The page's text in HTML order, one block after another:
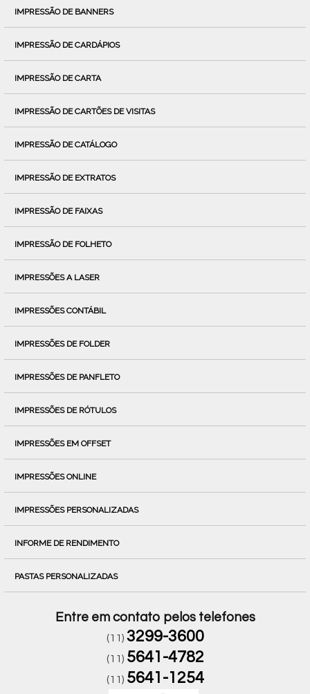
IMPRESSÃO DE BANNERS
IMPRESSÃO DE CARDÁPIOS
IMPRESSÃO DE CARTA
IMPRESSÃO DE CARTÕES DE VISITAS
IMPRESSÃO DE CATÁLOGO
IMPRESSÃO DE EXTRATOS
IMPRESSÃO DE FAIXAS
IMPRESSÃO DE FOLHETO
IMPRESSÕES A LASER
IMPRESSÕES CONTÁBIL
IMPRESSÕES DE FOLDER
IMPRESSÕES DE PANFLETO
IMPRESSÕES DE RÓTULOS
IMPRESSÕES EM OFFSET
IMPRESSÕES ONLINE
IMPRESSÕES PERSONALIZADAS
INFORME DE RENDIMENTO
PASTAS PERSONALIZADAS
Entre em contato pelos telefones
(11) 3299-3600
(11) 5641-4782
(11) 5641-1254